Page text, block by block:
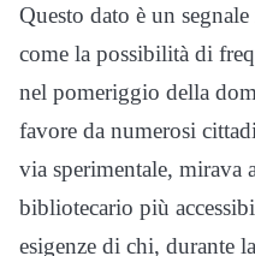
Questo dato è un
come la possibilità di
nel pomeriggio della
favore da numerosi
via sperimentale, mirava
bibliotecario più
esigenze di chi, durante